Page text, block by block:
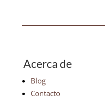
Acerca de
Blog
Contacto